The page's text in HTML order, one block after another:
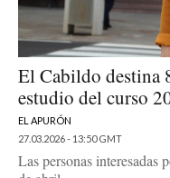
El Cabildo destina
estudio del curso
EL APURÓN
27.03.2026 - 13:50 GMT
Las personas interesadas